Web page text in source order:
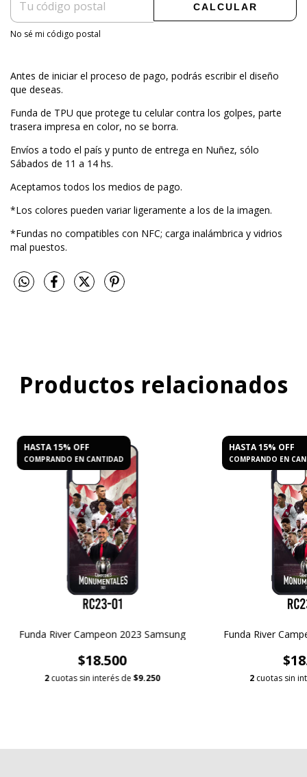
CALCULAR
No sé mi código postal
Antes de iniciar el proceso de pago, podrás escribir el diseño
que deseas.
Funda de TPU que protege tu celular contra los golpes, parte
trasera impresa en color, no se borra.
Envíos a todo el país y punto de entrega en Nuñez, sólo
Sábados de 11 a 14 hs.
Aceptamos todos los medios de pago.
*Los colores pueden variar ligeramente a los de la imagen.
*Fundas no compatibles con NFC; carga inalámbrica y vidrios
mal puestos.
Productos relacionados
HASTA 15% OFF
COMPRANDO EN CANTIDAD
Funda River Campeon 2023 Samsung
$18.500
2cuotas sin interés de$9.250
HASTA 15% OFF
COMPRANDO EN
Funda River
2 cuotas sin